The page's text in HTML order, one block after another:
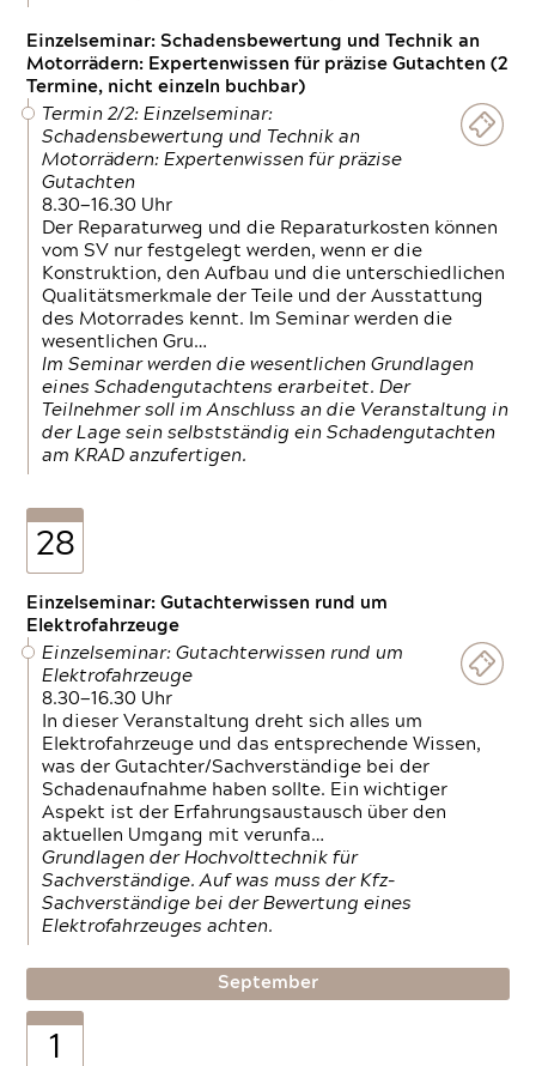
Einzelseminar: Schadensbewertung und Technik an
Motorrädern: Expertenwissen für präzise Gutachten (2
Termine, nicht einzeln buchbar)
Termin 2/2: Einzelseminar:
Schadensbewertung und Technik an
Motorrädern: Expertenwissen für präzise
Gutachten
8.30—16.30 Uhr
Der Reparaturweg und die Reparaturkosten können
vom SV nur festgelegt werden, wenn er die
Konstruktion, den Aufbau und die unterschiedlichen
Qualitätsmerkmale der Teile und der Ausstattung
des Motorrades kennt. Im Seminar werden die
wesentlichen Gru…
Im Seminar werden die wesentlichen Grundlagen
eines Schadengutachtens erarbeitet. Der
Teilnehmer soll im Anschluss an die Veranstaltung in
der Lage sein selbstständig ein Schadengutachten
am KRAD anzufertigen.
28
Einzelseminar: Gutachterwissen rund um
Elektrofahrzeuge
Einzelseminar: Gutachterwissen rund um
Elektrofahrzeuge
8.30—16.30 Uhr
In dieser Veranstaltung dreht sich alles um
Elektrofahrzeuge und das entsprechende Wissen,
was der Gutachter/Sachverständige bei der
Schadenaufnahme haben sollte. Ein wichtiger
Aspekt ist der Erfahrungsaustausch über den
aktuellen Umgang mit verunfa…
Grundlagen der Hochvolttechnik für
Sachverständige. Auf was muss der Kfz-
Sachverständige bei der Bewertung eines
Elektrofahrzeuges achten.
September
1